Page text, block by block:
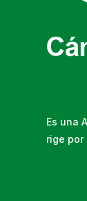
Es una
rige por